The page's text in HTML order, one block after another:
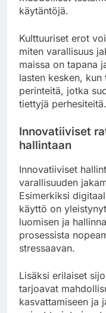
käytäntöjä.
Kulttuuriset erot
miten varallisuus
maissa on tapana
lasten kesken, kun
perinteitä, jotka
tiettyjä perhesiteitä.
Innovatiiviset
hallintaan
Innovatiiviset
varallisuuden
Esimerkiksi
käyttö on
luomisen ja
prosessista
stressaavan.
Lisäksi erilaiset
tarjoavat
kasvattamiseen ja